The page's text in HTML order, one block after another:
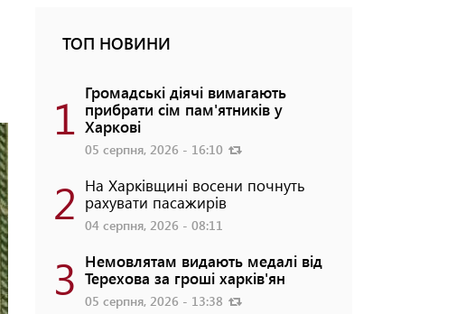
ТОП НОВИНИ
1 Громадські діячі вимагають
прибрати сім пам'ятників у
Харкові
05 серпня, 2026 - 16:10
2 На Харківщині восени почнуть
рахувати пасажирів
04 серпня, 2026 - 08:11
3 Немовлятам видають медалі від
Терехова за гроші харків'ян
05 серпня, 2026 - 13:38